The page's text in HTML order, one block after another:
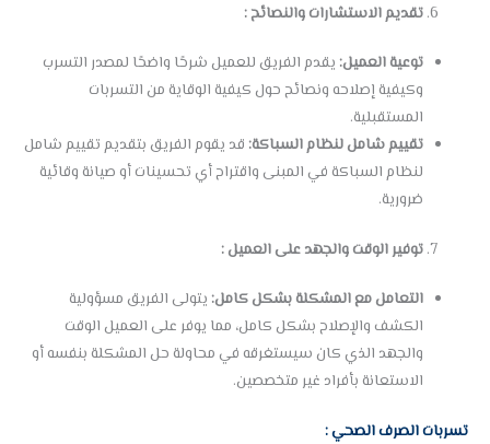
تقديم الاستشارات والنصائح :
توعية العميل:يقدم الفريق للعميل شرحًا واضحًا لمصدر التسرب
وكيفية إصلاحه ونصائح حول كيفية الوقاية من التسربات
المستقبلية.
تقييم شامل لنظام السباكة:قد يقوم الفريق بتقديم تقييم شامل
لنظام السباكة في المبنى واقتراح أي تحسينات أو صيانة وقائية
ضرورية.
توفير الوقت والجهد على العميل :
التعامل مع المشكلة بشكل كامل:يتولى الفريق مسؤولية
الكشف والإصلاح بشكل كامل، مما يوفر على العميل الوقت
والجهد الذي كان سيستغرقه في محاولة حل المشكلة بنفسه أو
الاستعانة بأفراد غير متخصصين.
تسربات الصرف الصحي :